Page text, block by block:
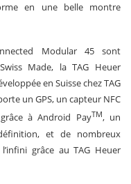
en une belle montre
Modular 45 sont
Made, la TAG Heuer
en Suisse chez TAG
un GPS, un capteur NFC
à Android PayTM, un
et de nombreux
grâce au TAG Heuer